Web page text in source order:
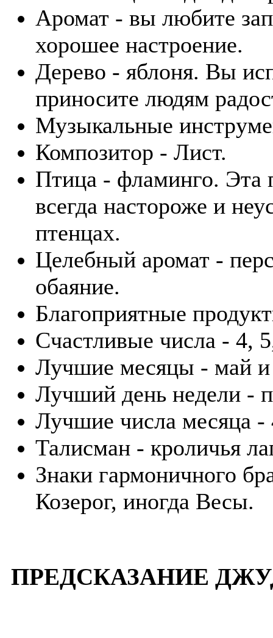
Аромат - вы любите
хорошее настроение.
Дерево - яблоня. Вы
приносите людям
Музыкальные
Композитор - Лист.
Птица - фламинго. Эта
всегда настороже и
птенцах.
Целебный аромат -
обаяние.
Благоприятные
Счастливые числа - 4,
Лучшие месяцы - май
Лучший день недели -
Лучшие числа месяца -
Талисман - кроличья
Знаки гармоничного
Козерог, иногда Весы.
ПРЕДСКАЗАНИЕ